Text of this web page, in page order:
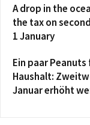
A drop in the
the tax on
1 January
Ein paar
Haushalt:
Januar erhöht